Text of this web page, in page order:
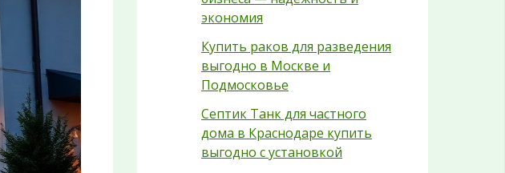
экономия
Купить раков для разведения
выгодно в Москве и
Подмосковье
Септик Танк для частного
дома в Краснодаре купить
выгодно с установкой